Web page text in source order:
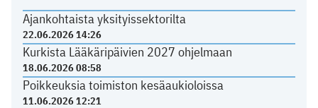
Ajankohtaista yksityissektorilta
22.06.2026 14:26
Kurkista Lääkäripäivien 2027 ohjelmaan
18.06.2026 08:58
Poikkeuksia toimiston kesäaukioloissa
11.06.2026 12:21